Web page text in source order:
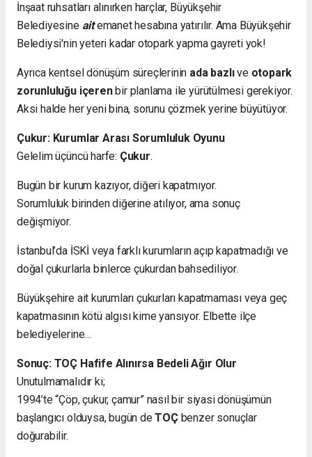
İnşaat ruhsatları alınırken harçlar, Büyükşehir
Belediyesine aitemanet hesabına yatırılır. Ama Büyükşehir
Belediysi'nin yeteri kadar otopark yapma gayreti yok!
Ayrıca kentsel dönüşüm süreçlerinin ada bazlıve otopark
zorunluluğu içerenbir planlama ile yürütülmesi gerekiyor.
Aksi halde her yeni bina, sorunu çözmek yerine büyütüyor.
Çukur: Kurumlar Arası Sorumluluk Oyunu
Gelelim üçüncü harfe: Çukur.
Bugün bir kurum kazıyor, diğeri kapatmıyor.
Sorumluluk birinden diğerine atılıyor, ama sonuç
değişmiyor.
İstanbul’da İSKİ veya farklı kurumların açıp kapatmadığı ve
doğal çukurlarla binlerce çukurdan bahsediliyor.
Büyükşehire ait kurumları çukurları kapatmaması veya geç
kapatmasının kötü algısı kime yansıyor. Elbette ilçe
belediyelerine…
Sonuç: TOÇ Hafife Alınırsa Bedeli Ağır Olur
Unutulmamalıdır ki;
1994’te “Çöp, çukur, çamur” nasıl bir siyasi dönüşümün
başlangıcı olduysa, bugün deTOÇbenzer sonuçlar
doğurabilir.